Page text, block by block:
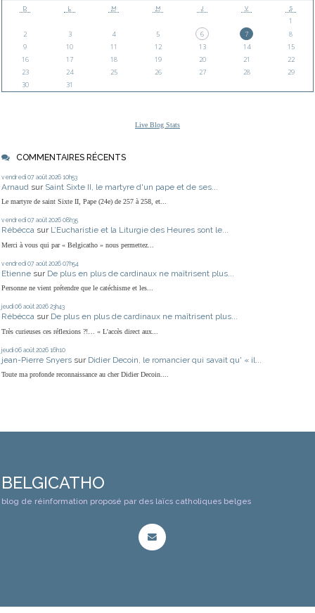
D L M M J V S
1
2
3 4 5 6 7
8
9
10 11 12 13 14
15
16
17 18 19 20 21
22
23
24 25 26 27 28
29
30
31
Live Blog Stats
COMMENTAIRES RÉCENTS
vendredi 07 août 2026 10h53
Arnaud sur Saint Sixte II, le martyre d'un pape et de ses...
Le martyre de saint Sixte II, Pape (24e) de 257 à 258, et...
vendredi 07 août 2026 08h35
Rébécca sur L’Eucharistie et la Liturgie des Heures sont le...
Merci à vous qui par « Belgicatho » nous permettez...
vendredi 07 août 2026 07h54
Etienne sur De plus en plus de cardinaux ne maîtrisent plus...
Personne ne vient prétendre que le catéchisme et les...
jeudi 06 août 2026 23h43
Rébécca sur De plus en plus de cardinaux ne maîtrisent plus...
Très curieuses ces réflexions ?!… « L'accès direct aux...
jeudi 06 août 2026 16h10
jean-Pierre Snyers sur Didier Decoin, le romancier qui savait qu' « il...
Toute ma profonde reconnaissance au cher Didier Decoin....
BELGICATHO
blog de réinformation proposé par des laïcs catholiques belges